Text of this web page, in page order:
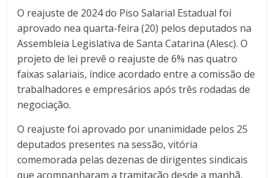
O reajuste de 2024 do Piso Salarial Estadual foi
aprovado nea quarta-feira (20) pelos deputados na
Assembleia Legislativa de Santa Catarina (Alesc). O
projeto de lei prevê o reajuste de 6% nas quatro
faixas salariais, índice acordado entre a comissão de
trabalhadores e empresários após três rodadas de
negociação.
O reajuste foi aprovado por unanimidade pelos 25
deputados presentes na sessão, vitória
comemorada pelas dezenas de dirigentes sindicais
que acompanharam a tramitação desde a manhã,